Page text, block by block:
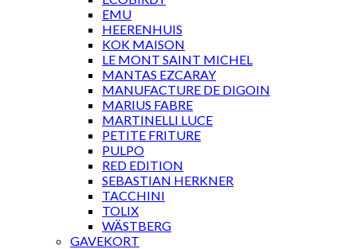
EMU
HEERENHUIS
KOK MAISON
LE MONT SAINT MICHEL
MANTAS EZCARAY
MANUFACTURE DE DIGOIN
MARIUS FABRE
MARTINELLI LUCE
PETITE FRITURE
PULPO
RED EDITION
SEBASTIAN HERKNER
TACCHINI
TOLIX
WÄSTBERG
GAVEKORT